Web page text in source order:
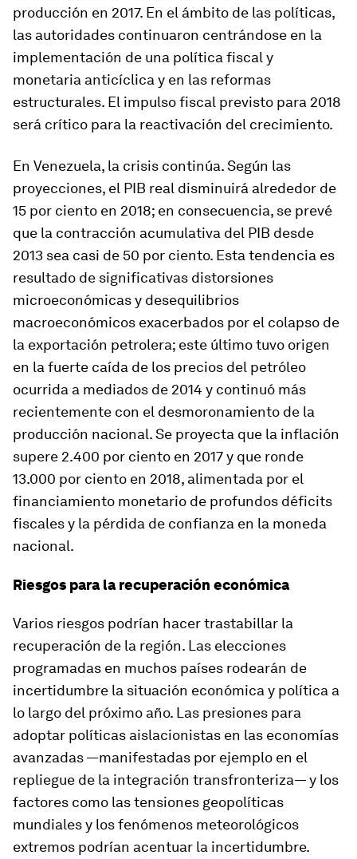
producción en 2017. En el ámbito de las políticas,
las autoridades continuaron centrándose en la
implementación de una política fiscal y
monetaria anticíclica y en las reformas
estructurales. El impulso fiscal previsto para 2018
será crítico para la reactivación del crecimiento.
En Venezuela, la crisis continúa. Según las
proyecciones, el PIB real disminuirá alrededor de
15 por ciento en 2018; en consecuencia, se prevé
que la contracción acumulativa del PIB desde
2013 sea casi de 50 por ciento. Esta tendencia es
resultado de significativas distorsiones
microeconómicas y desequilibrios
macroeconómicos exacerbados por el colapso de
la exportación petrolera; este último tuvo origen
en la fuerte caída de los precios del petróleo
ocurrida a mediados de 2014 y continuó más
recientemente con el desmoronamiento de la
producción nacional. Se proyecta que la inflación
supere 2.400 por ciento en 2017 y que ronde
13.000 por ciento en 2018, alimentada por el
financiamiento monetario de profundos déficits
fiscales y la pérdida de confianza en la moneda
nacional.
Riesgos para la recuperación económica
Varios riesgos podrían hacer trastabillar la
recuperación de la región. Las elecciones
programadas en muchos países rodearán de
incertidumbre la situación económica y política a
lo largo del próximo año. Las presiones para
adoptar políticas aislacionistas en las economías
avanzadas —manifestadas por ejemplo en el
repliegue de la integración transfronteriza— y los
factores como las tensiones geopolíticas
mundiales y los fenómenos meteorológicos
extremos podrían acentuar la incertidumbre.